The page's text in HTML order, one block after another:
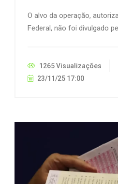
O alvo da operação,
Federal, não foi divulgado
1265 Visualizações
23/11/25 17:00